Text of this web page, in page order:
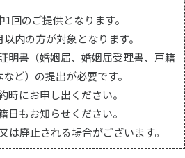
回のご提供となります。
内の方が対象となります。
明書（婚姻届、婚姻届受理書、戸籍
ど）の提出が必要です。
時にお申し出ください。
日もお知らせください。
廃止される場合がございます。